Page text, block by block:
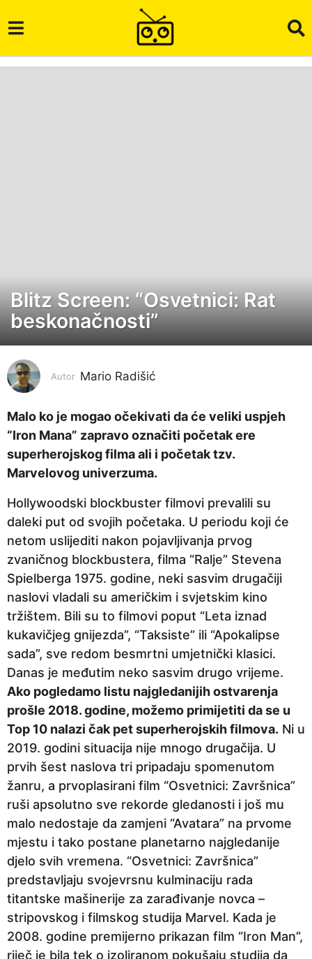
7
g
i
n
a
p
r
i
e
5
g
o
d
i
n
a
p
r
i
j
e
Blitz Screen: “Osvetnici: Rat
beskonačnosti”
Autor Mario Radišić
Malo ko je mogao očekivati da će veliki uspjeh
“Iron Mana” zapravo označiti početak ere
superherojskog filma ali i početak tzv.
Marvelovog univerzuma.
Hollywoodski blockbuster filmovi prevalili su
daleki put od svojih početaka. U periodu koji će
netom uslijediti nakon pojavljivanja prvog
zvaničnog blockbustera, filma “Ralje” Stevena
Spielberga 1975. godine, neki sasvim drugačiji
naslovi vladali su američkim i svjetskim kino
tržištem. Bili su to filmovi poput “Leta iznad
kukavičjeg gnijezda”, “Taksiste” ili “Apokalipse
sada”, sve redom besmrtni umjetnički klasici.
Danas je međutim neko sasvim drugo vrijeme.
Ako pogledamo listu najgledanijih ostvarenja
prošle 2018. godine, možemo primijetiti da se u
Top 10 nalazi čak pet superherojskih filmova. Ni u
2019. godini situacija nije mnogo drugačija. U
prvih šest naslova tri pripadaju spomenutom
žanru, a prvoplasirani film “Osvetnici: Završnica”
ruši apsolutno sve rekorde gledanosti i još mu
malo nedostaje da zamjeni “Avatara” na prvome
mjestu i tako postane planetarno najgledanije
djelo svih vremena. “Osvetnici: Završnica”
predstavljaju svojevrsnu kulminaciju rada
titantske mašinerije za zarađivanje novca –
stripovskog i filmskog studija Marvel. Kada je
2008. godine premijerno prikazan film “Iron Man”,
riječ je bila tek o izoliranom pokušaju studija da